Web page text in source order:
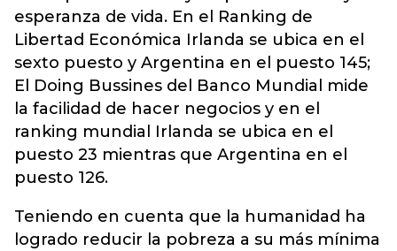
esperanza de vida. En el Ranking de
Libertad Económica Irlanda se ubica en el
sexto puesto y Argentina en el puesto 145;
El Doing Bussines del Banco Mundial mide
la facilidad de hacer negocios y en el
ranking mundial Irlanda se ubica en el
puesto 23 mientras que Argentina en el
puesto 126.
Teniendo en cuenta que la humanidad ha
logrado reducir la pobreza a su más mínima